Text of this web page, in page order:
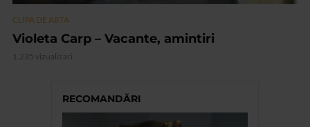
CLIPA DE ARTA
Violeta Carp – Vacante, amintiri
1.235 vizualizari
RECOMANDĂRI